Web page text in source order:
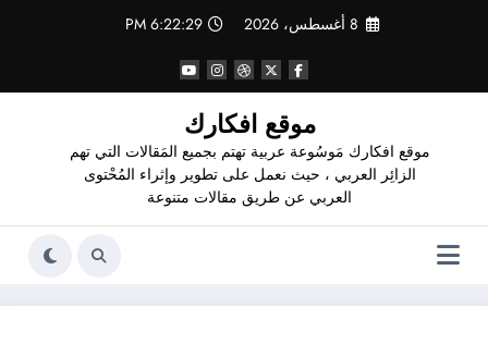
8 أغسطس، 2026 6:22:30 PM
موقع افكارك
موقع افكارك مَوسُوعة عربية تهتم بجميع المَقالات التي تهم
الزائِر العربي ، حيث نعمل على تطوير وإثراء المُحْتوى
العربي عن طريق مقالات متنوعة